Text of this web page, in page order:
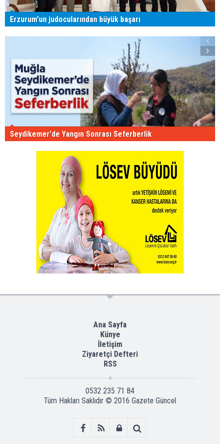
Erzurum'un judocularından büyük başarı
Seydikemer'de Yangın Sonrası Seferberlik
Ana Sayfa
Künye
İletişim
Ziyaretçi Defteri
RSS
0532 235 71 84
Tüm Hakları Saklıdır © 2016 Gazete Güncel